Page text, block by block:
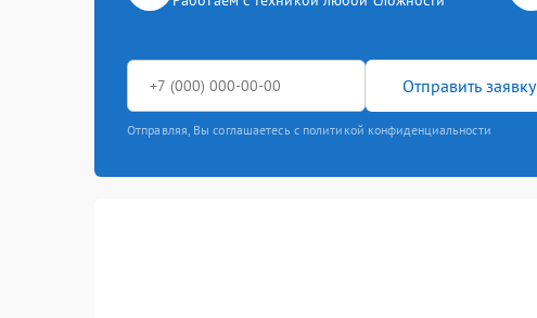
Отправить заявку
Отправляя, Вы соглашаетесь с политикой конфиденциальности